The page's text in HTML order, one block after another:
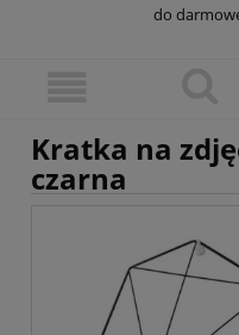
do
Kratka na
czarna